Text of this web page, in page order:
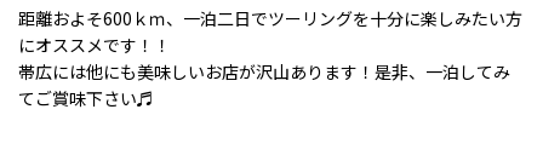
距離およそ600ｋｍ、一泊二日でツーリングを十分に楽しみたい方
にオススメです！！
帯広には他にも美味しいお店が沢山あります！是非、一泊してみ
てご賞味下さい♬